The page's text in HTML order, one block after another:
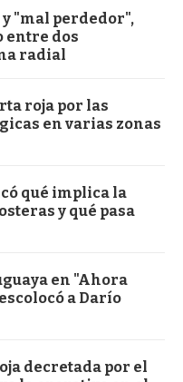
"mal perdedor",
entre dos
radial
roja por las
en varias zonas
qué implica la
y qué pasa
en "Ahora
a Darío
decretada por el